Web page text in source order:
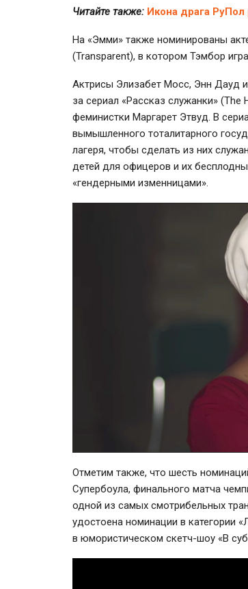
Читайте также: Икона драга РуПол
На «Эмми» также номинированы
(Transparent), в котором Тэмбор
Актрисы Элизабет Мосс, Энн Дауд и
за сериал «Рассказ служанки» (The
феминистки Маргарет Этвуд. В
вымышленного тоталитарного
лагеря, чтобы сделать из них
детей для офицеров и их
«гендерными изменницами».
Отметим также, что шесть
Супербоула, финального матча
одной из самых смотрибельных
удостоена номинации в категории
в юмористическом скетч-шоу «В